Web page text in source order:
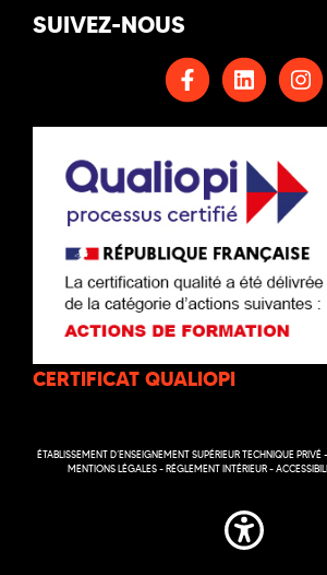
SUIVEZ-NOUS
CERTIFICAT QUALIOPI
ÉTABLISSEMENT D’ENSEIGNEMENT SUPÉRIEUR TECHNIQUE
MENTIONS LÉGALES-RÉGLEMENT INTÉRIEUR-